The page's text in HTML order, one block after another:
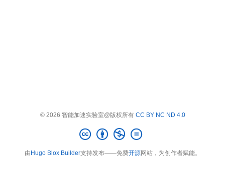
© 2026 智能加速实验室@版权所有 CC BY NC ND 4.0
由 Hugo Blox Builder支持发布——免费开源网站，为创作者赋能。